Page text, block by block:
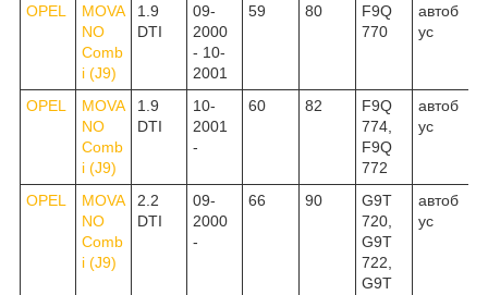
OPEL
MOVA
NO
Comb
i (J9)
1.9
DTI
09-
2000
- 10-
2001
59 80
F9Q
770
автоб
ус
OPEL
MOVA
NO
Comb
i (J9)
1.9
DTI
10-
2001
-
60 82
F9Q
774,
F9Q
772
автоб
ус
OPEL
MOVA
NO
Comb
i (J9)
2.2
DTI
09-
2000
-
66 90
G9T
720,
G9T
722,
G9T
автоб
ус